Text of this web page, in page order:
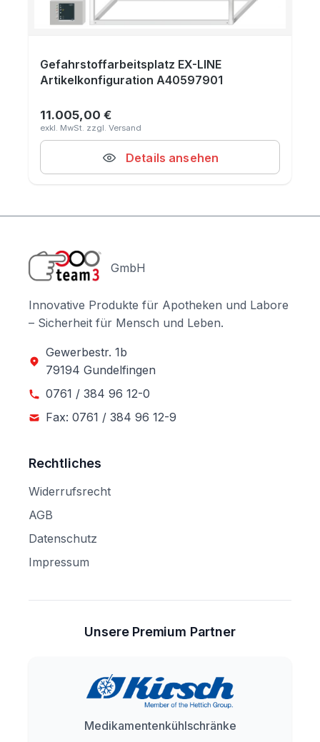
Gefahrstoffarbeitsplatz EX-LINE
Artikelkonfiguration A40597901
Regulärer Preis:
11.005,00 €
Details ansehen
GmbH
Innovative Produkte für Apotheken und Labore
– Sicherheit für Mensch und Leben.
Gewerbestr. 1b
79194 Gundelfingen
0761 / 384 96 12-0
Fax: 0761 / 384 96 12-9
Rechtliches
Widerrufsrecht
AGB
Datenschutz
Impressum
Unsere Premium Partner
Medikamentenkühlschränke